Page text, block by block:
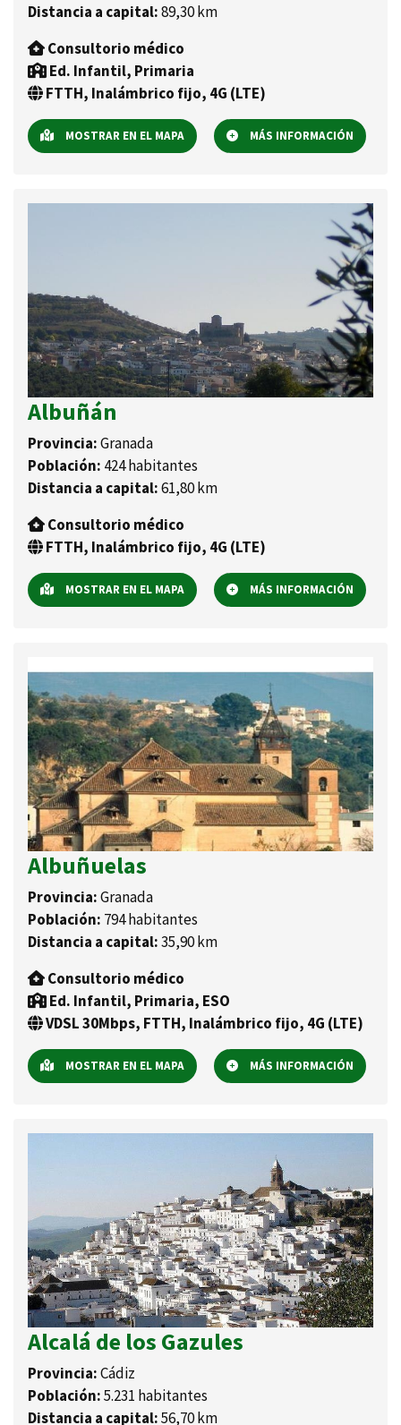
Distancia a capital:89,30 km
Consultorio médico
Ed. Infantil, Primaria
FTTH, Inalámbrico fijo, 4G (LTE)
MOSTRAR EN EL MAPA MÁS INFORMACIÓN
Albuñán
Provincia:Granada
Población: 424 habitantes
Distancia a capital:61,80 km
Consultorio médico
FTTH, Inalámbrico fijo, 4G (LTE)
MOSTRAR EN EL MAPA MÁS INFORMACIÓN
Albuñuelas
Provincia:Granada
Población: 794 habitantes
Distancia a capital:35,90 km
Consultorio médico
Ed. Infantil, Primaria, ESO
VDSL 30Mbps, FTTH, Inalámbrico fijo, 4G (LTE)
MOSTRAR EN EL MAPA MÁS INFORMACIÓN
Alcalá de los Gazules
Provincia:Cádiz
Población:5.231 habitantes
Distancia a capital:56,70 km